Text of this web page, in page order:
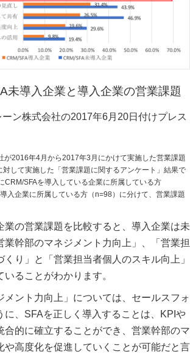
未導入企業と導入企業の営業課題
ン株式会社の2017年6月20日付けプレス
2016年4月から2017年3月にかけて実施した営業課題
して実施した「営業課題に関するアンケート」結果で
CRM/SFAを導入している企業に所属している方
入企業に所属している方（n=98）に分けて、営業課題
業の営業課題を比較すると、導入企業は未
業幹部のマネジメント力向上」、「営業担
くり」と「営業担当者個人のスキル向上」
ることがわかります。
メント力向上」については、セールスフォ
に、SFAを正しく導入することは、KPIや
合的に確立することができ、営業幹部のマ
や高度化を促進していくことが可能だと言